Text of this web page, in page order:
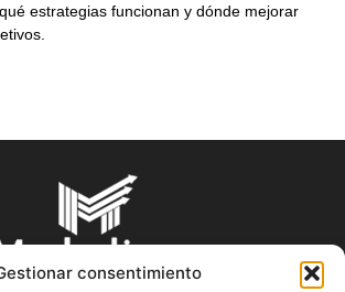
consentimiento
estrategias funcionan y dónde mejorar